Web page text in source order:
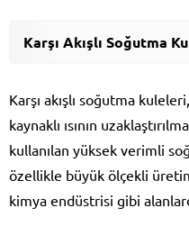
Karşı Akışlı Soğutma
Karşı akışlı soğutma
kaynaklı ısının
kullanılan yüksek verimli
özellikle büyük ölçekli
kimya endüstrisi gibi